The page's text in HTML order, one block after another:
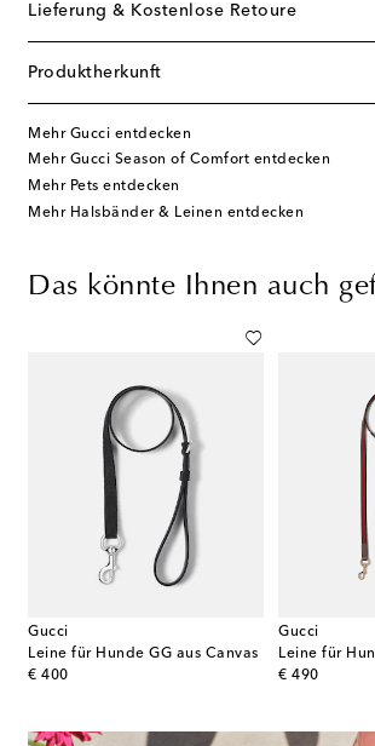
Lieferung & Kostenlose Retoure
Produktherkunft
Mehr Gucci entdecken
Mehr Gucci Season of Comfort entdecken
Mehr Pets entdecken
Mehr Halsbänder & Leinen entdecken
Das könnte Ihnen auch
Gucci
Leine für Hunde GG aus Canvas
€ 400
original price
Gucci
Leine für
€ 490
original price